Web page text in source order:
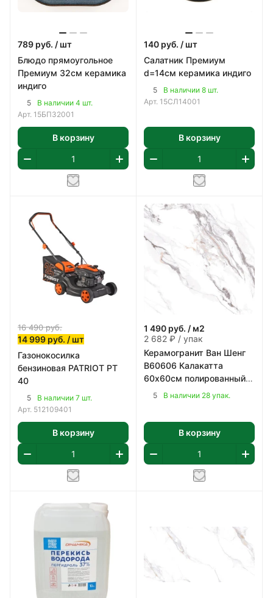
789 руб. / шт
Блюдо прямоугольное
Премиум 32см керамика
индиго
5
В наличии 4 шт.
Арт. 15БП32001
В корзину
140 руб. / шт
Салатник Премиум
d=14см керамика индиго
5
В наличии 8 шт.
Арт. 15СЛ14001
В корзину
16 490руб.
14 999 руб. / шт
Газонокосилка
бензиновая PATRIOT PT
40
5
В наличии 7 шт.
Арт. 512109401
В корзину
1 490 руб. / м2
2 682 ₽ / упак
Керамогранит Ван Шенг
В60606 Калакатта
60х60см полированный
цвет бело-серый 1,8 м2/
5 В наличии 28 упак.
В корзину